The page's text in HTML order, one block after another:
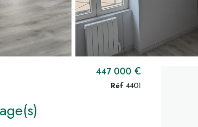
m² 2 etage(s)
447 000 €
Réf 4401